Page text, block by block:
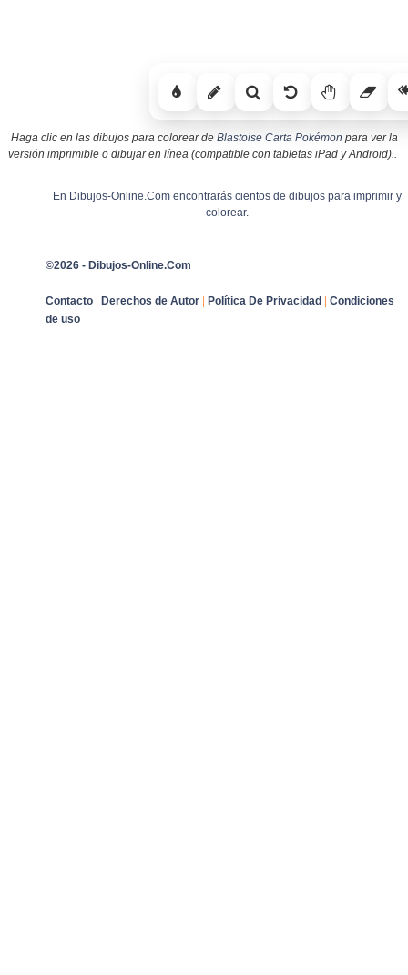
Haga clic en las dibujos para colorear de Blastoise Carta Pokémon para ver la
versión imprimible o dibujar en línea (compatible con tabletas iPad y Android)..
En Dibujos-Online.Com encontrarás cientos de dibujos para imprimir y
colorear.
©2026 - Dibujos-Online.Com
Contacto Derechos de Autor Política De Privacidad
Condiciones
de uso